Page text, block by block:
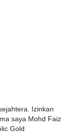
Izinkan
saya Mohd Faiz
Gold